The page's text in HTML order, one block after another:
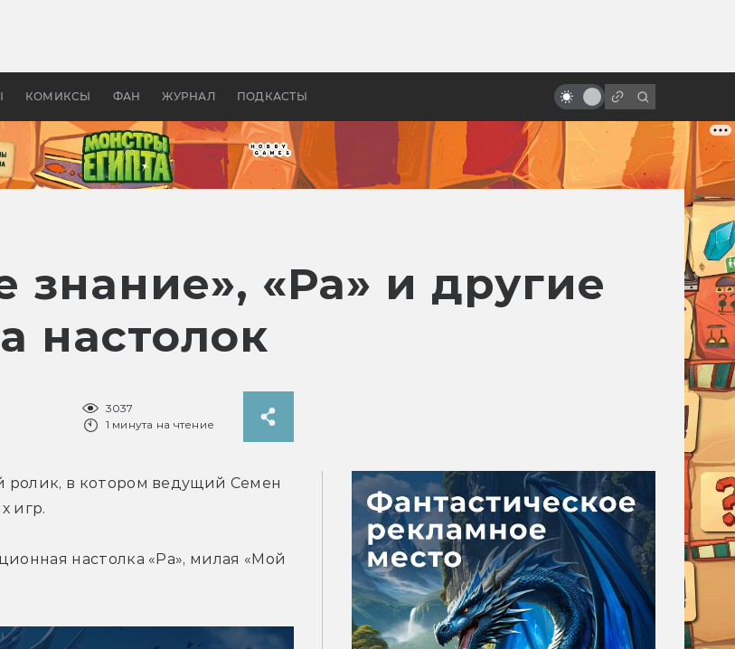
КОМИКСЫ ФАН ЖУРНАЛ ПОДКАСТЫ
Древней Грецией
и битва за концовку
знание», «Ра» и другие
настолок
3037
1 минута на чтение
ролик, в котором ведущий Семен
игр.
настолка «Ра», милая «Мой